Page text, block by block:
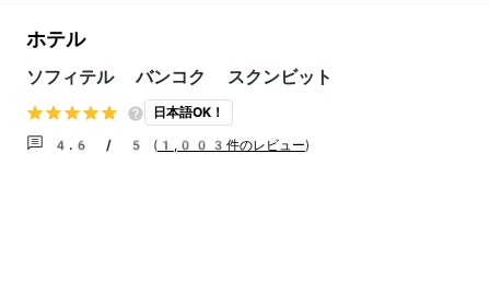
ホテル
ソフィテル バンコク スクンビット
日本語OK！
4.6 / 5 ( 1,003件のレビュー)